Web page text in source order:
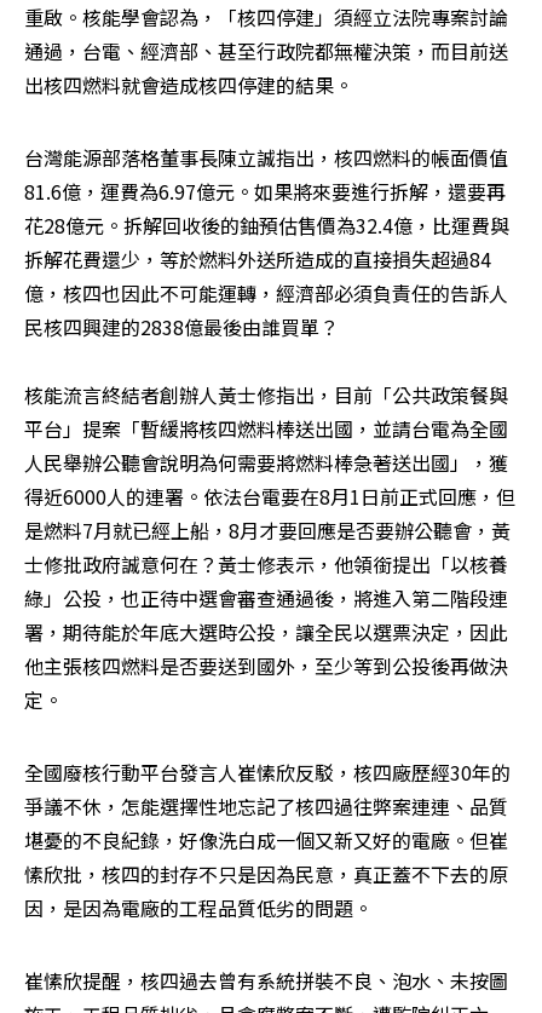
重啟。核能學會認為，「核四停建」須經立法院專案討論
通過，台電、經濟部、甚至行政院都無權決策，而目前送
出核四燃料就會造成核四停建的結果。
台灣能源部落格董事長陳立誠指出，核四燃料的帳面價值
81.6億，運費為6.97億元。如果將來要進行拆解，還要再
花28億元。拆解回收後的鈾預估售價為32.4億，比運費與
拆解花費還少，等於燃料外送所造成的直接損失超過84
億，核四也因此不可能運轉，經濟部必須負責任的告訴人
民核四興建的2838億最後由誰買單？
核能流言終結者創辦人黃士修指出，目前「公共政策餐與
平台」提案「暫緩將核四燃料棒送出國，並請台電為全國
人民舉辦公聽會說明為何需要將燃料棒急著送出國」，獲
得近6000人的連署。依法台電要在8月1日前正式回應，但
是燃料7月就已經上船，8月才要回應是否要辦公聽會，黃
士修批政府誠意何在？黃士修表示，他領銜提出「以核養
綠」公投，也正待中選會審查通過後，將進入第二階段連
署，期待能於年底大選時公投，讓全民以選票決定，因此
他主張核四燃料是否要送到國外，至少等到公投後再做決
定。
全國廢核行動平台發言人崔愫欣反駁，核四廠歷經30年的
爭議不休，怎能選擇性地忘記了核四過往弊案連連、品質
堪憂的不良紀錄，好像洗白成一個又新又好的電廠。但崔
愫欣批，核四的封存不只是因為民意，真正蓋不下去的原
因，是因為電廠的工程品質低劣的問題。
崔愫欣提醒，核四過去曾有系統拼裝不良、泡水、未按圖